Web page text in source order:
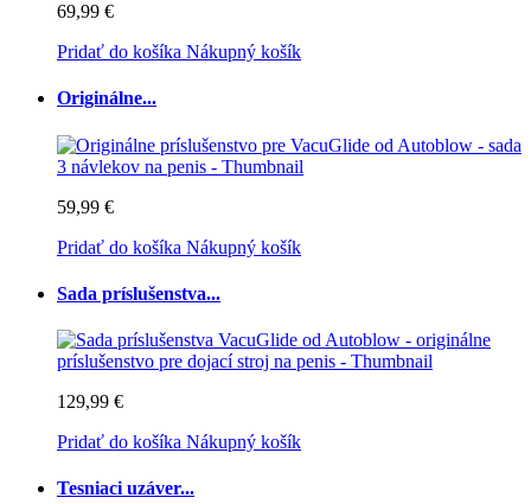
69,99 €
Pridať do košíka Nákupný košík
Originálne...
59,99 €
Pridať do košíka Nákupný košík
Sada príslušenstva...
129,99 €
Pridať do košíka Nákupný košík
Tesniaci uzáver...